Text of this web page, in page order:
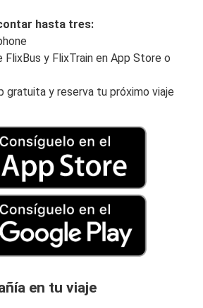
hasta tres:
FlixBus y FlixTrain en App Store o
gratuita y reserva tu próximo viaje
en tu viaje